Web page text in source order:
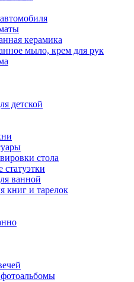
керамика
мыло, крем для рук
детской
стола
статуэтки
ванной
книг и тарелок